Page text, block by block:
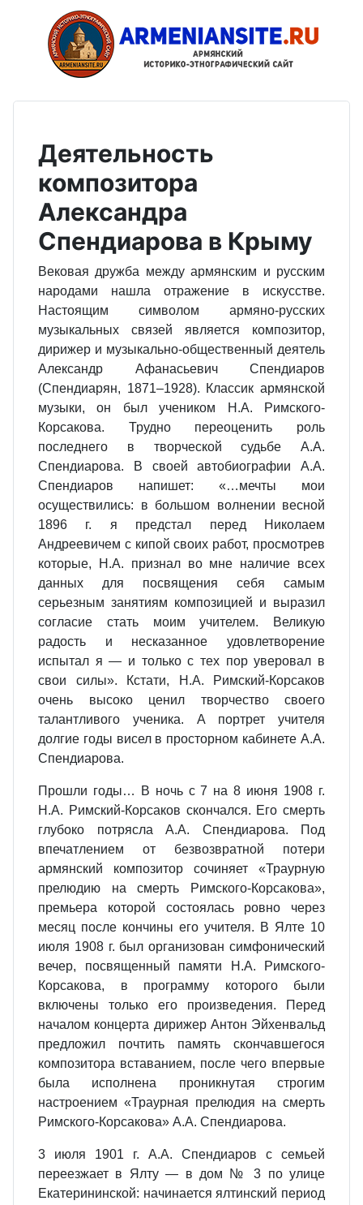
Деятельность
композитора
Александра
Спендиарова в Крыму
Вековая дружба между армянским и русским
народами нашла отражение в искусстве.
Настоящим символом армяно-русских
музыкальных связей является композитор,
дирижер и музыкально-общественный деятель
Александр Афанасьевич Спендиаров
(Спендиарян, 1871–1928). Классик армянской
музыки, он был учеником Н.А. Римского-
Корсакова. Трудно переоценить роль
последнего в творческой судьбе А.А.
Спендиарова. В своей автобиографии А.А.
Спендиаров напишет: «…мечты мои
осуществились: в большом волнении весной
1896 г. я предстал перед Николаем
Андреевичем с кипой своих работ, просмотрев
которые, Н.А. признал во мне наличие всех
данных для посвящения себя самым
серьезным занятиям композицией и выразил
согласие стать моим учителем. Великую
радость и несказанное удовлетворение
испытал я — и только с тех пор уверовал в
свои силы». Кстати, Н.А. Римский-Корсаков
очень высоко ценил творчество своего
талантливого ученика. А портрет учителя
долгие годы висел в просторном кабинете А.А.
Спендиарова.
Прошли годы… В ночь с 7 на 8 июня 1908 г.
Н.А. Римский-Корсаков скончался. Его смерть
глубоко потрясла А.А. Спендиарова. Под
впечатлением от безвозвратной потери
армянский композитор сочиняет «Траурную
прелюдию на смерть Римского-Корсакова»,
премьера которой состоялась ровно через
месяц после кончины его учителя. В Ялте 10
июля 1908 г. был организован симфонический
вечер, посвященный памяти Н.А. Римского-
Корсакова, в программу которого были
включены только его произведения. Перед
началом концерта дирижер Антон Эйхенвальд
предложил почтить память скончавшегося
композитора вставанием, после чего впервые
была исполнена проникнутая строгим
настроением «Траурная прелюдия на смерть
Римского-Корсакова» А.А. Спендиарова.
3 июля 1901 г. А.А. Спендиаров с семьей
переезжает в Ялту — в дом № 3 по улице
Екатерининской: начинается ялтинский период